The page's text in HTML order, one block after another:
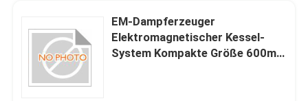
EM-Dampferzeuger
Elektromagnetischer Kessel-
System Kompakte Größe 600mm